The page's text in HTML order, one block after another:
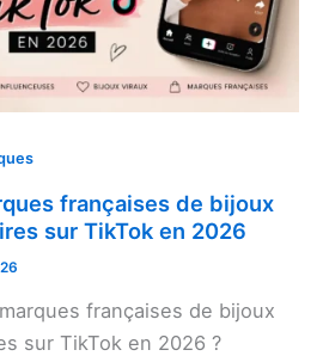
françaises de bijoux
sur TikTok en 2026
françaises de bijoux
sur TikTok en 2026 ?